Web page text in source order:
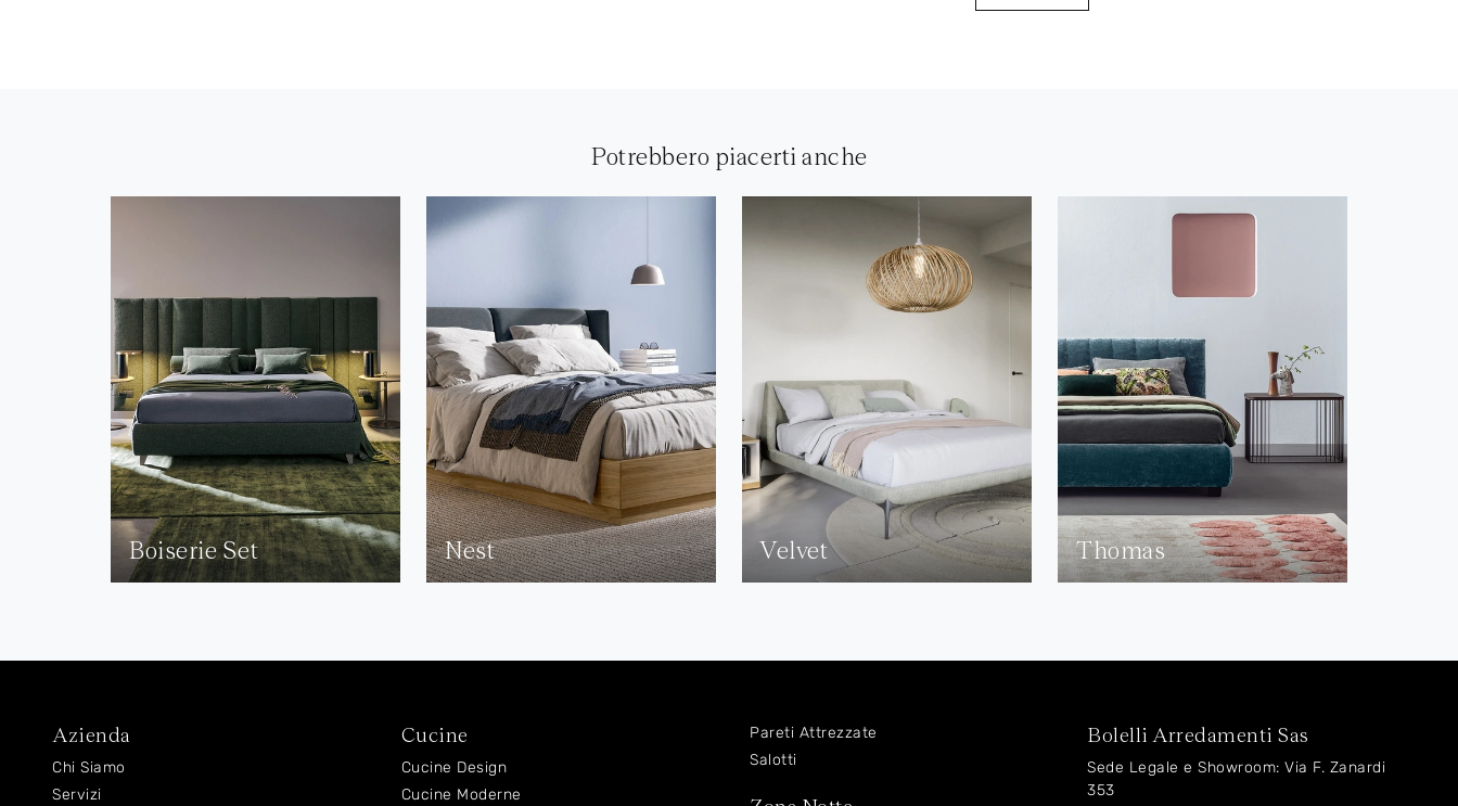
Potrebbero piacerti anche
Boiserie Set Nest Velvet Thomas
Azienda
Chi Siamo
Servizi
Cucine
Cucine Design
Cucine Moderne
Pareti Attrezzate
Salotti
Bolelli Arredamenti Sas
Sede Legale e Showroom: Via F. Zanardi
353